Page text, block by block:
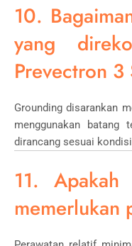
10.
yang
Prevectron
Grounding disarankan
menggunakan batang
dirancang sesuai
11.
memerlukan